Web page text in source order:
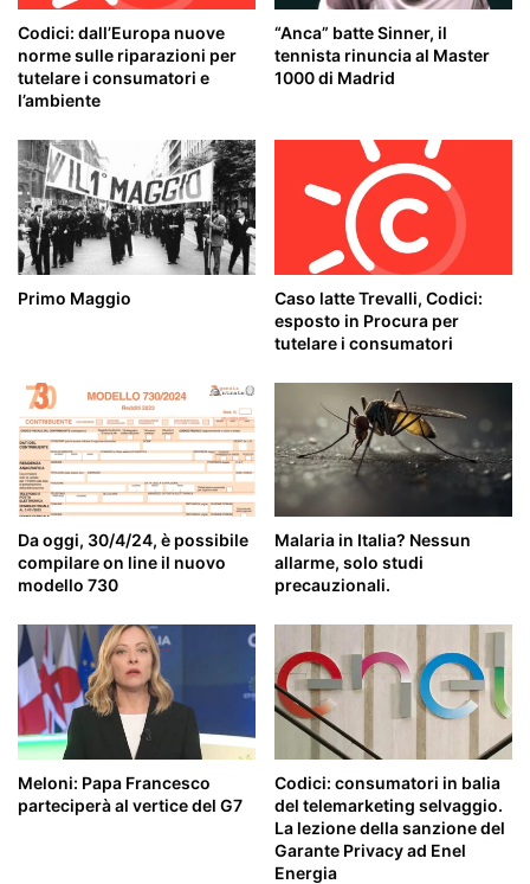
Codici: dall’Europa nuove
norme sulle riparazioni per
tutelare i consumatori e
l’ambiente
“Anca” batte Sinner, il
tennista rinuncia al Master
1000 di Madrid
Primo Maggio
Caso latte Trevalli, Codici:
esposto in Procura per
tutelare i consumatori
Da oggi, 30/4/24, è possibile
compilare on line il nuovo
modello 730
Malaria in Italia? Nessun
allarme, solo studi
precauzionali.
Meloni: Papa Francesco
parteciperà al vertice del G7
Codici: consumatori in balia
del telemarketing selvaggio.
La lezione della sanzione del
Garante Privacy ad Enel
Energia